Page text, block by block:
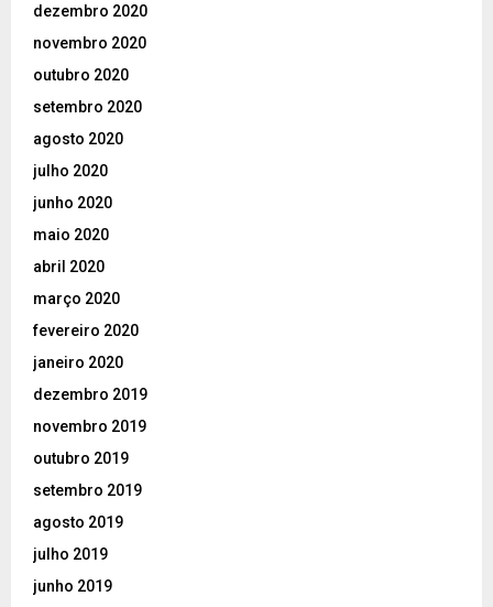
dezembro 2020
novembro 2020
outubro 2020
setembro 2020
agosto 2020
julho 2020
junho 2020
maio 2020
abril 2020
março 2020
fevereiro 2020
janeiro 2020
dezembro 2019
novembro 2019
outubro 2019
setembro 2019
agosto 2019
julho 2019
junho 2019